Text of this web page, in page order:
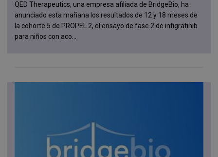
QED Therapeutics, una empresa afiliada de BridgeBio, ha
anunciado esta mañana los resultados de 12 y 18 meses de
la cohorte 5 de PROPEL 2, el ensayo de fase 2 de infigratinib
para niños con aco...